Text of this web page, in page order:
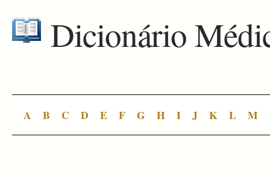
Dicionário
A B C D E F G H I J K L M